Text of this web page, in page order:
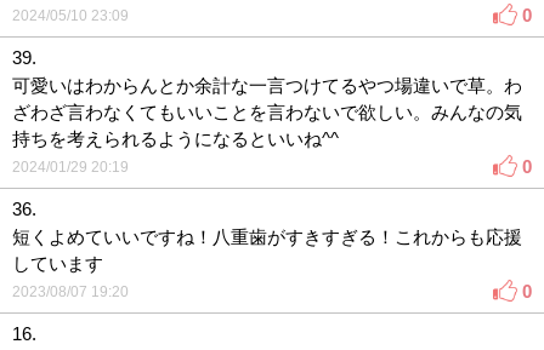
2024/05/10 23:09 0
39.
可愛いはわからんとか余計な一言つけてるやつ場違いで草。わ
ざわざ言わなくてもいいことを言わないで欲しい。みんなの気
持ちを考えられるようになるといいね^^
2024/01/29 20:19 0
36.
短くよめていいですね！八重歯がすきすぎる！これからも応援
しています
2023/08/07 19:20 0
16.